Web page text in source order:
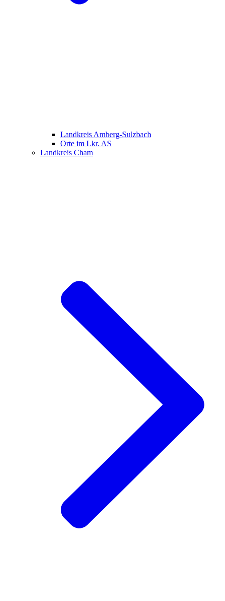
Landkreis Amberg-Sulzbach
Orte im Lkr. AS
Landkreis Cham